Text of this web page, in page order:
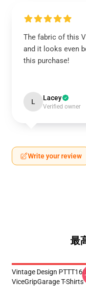
The fabric of this
and it looks even
this purchase!
L Lacey
Verified owner
Write your review
最
Vintage Design
ViceGripGarage T-Shirts